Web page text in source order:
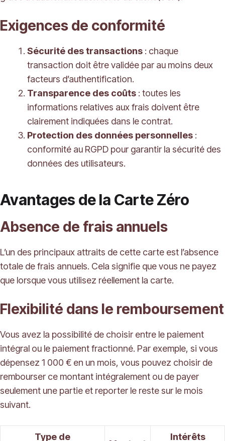
Exigences de conformité
Sécurité des transactions : chaque
transaction doit être validée par au moins deux
facteurs d’authentification.
Transparence des coûts : toutes les
informations relatives aux frais doivent être
clairement indiquées dans le contrat.
Protection des données personnelles :
conformité au RGPD pour garantir la sécurité des
données des utilisateurs.
Avantages de la Carte Zéro
Absence de frais annuels
L’un des principaux attraits de cette carte est l’absence
totale de frais annuels. Cela signifie que vous ne payez
que lorsque vous utilisez réellement la carte.
Flexibilité dans le remboursement
Vous avez la possibilité de choisir entre le paiement
intégral ou le paiement fractionné. Par exemple, si vous
dépensez 1 000 € en un mois, vous pouvez choisir de
rembourser ce montant intégralement ou de payer
seulement une partie et reporter le reste sur le mois
suivant.
Type de Intérêts